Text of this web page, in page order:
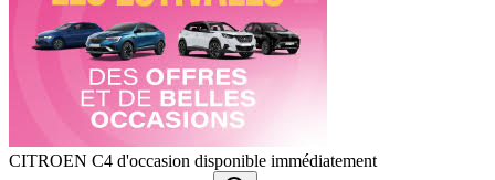
CITROEN C4 d'occasion disponible immédiatement